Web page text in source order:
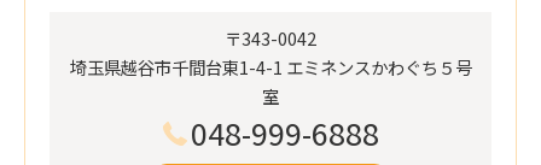
〒343-0042
埼玉県越谷市千間台東1-4-1 エミネンスかわぐち５号
室
048-999-6888